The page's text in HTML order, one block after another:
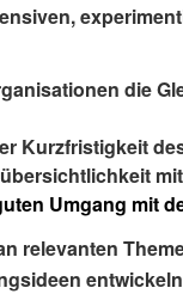
die
Kurzfristigkeit
Umgang mit
relevanten